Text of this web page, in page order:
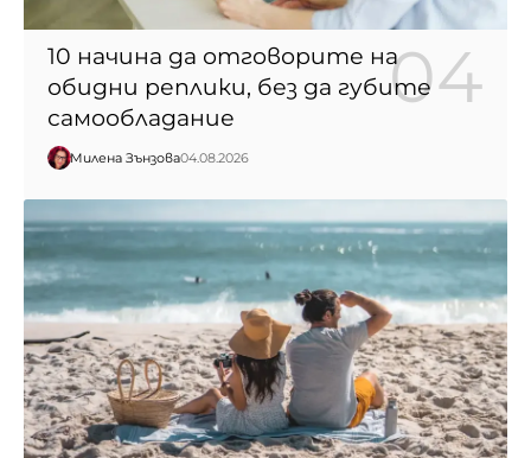
10 начина да отговорите на
обидни реплики, без да губите
самообладание
Милена Зънзова04.08.2026